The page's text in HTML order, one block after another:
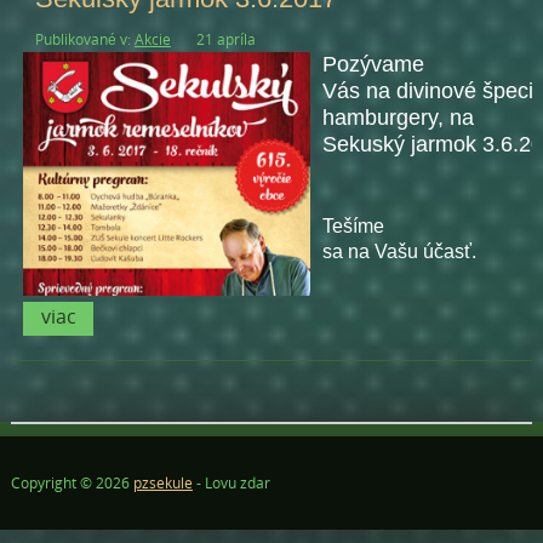
Publikované v:Akcie 21 apríla
Pozývame
Vás na divinové
hamburgery, na
Sekuský jarmok
Tešíme
sa na Vašu účasť.
viac
Copyright © 2026 pzsekule - Lovu zdar